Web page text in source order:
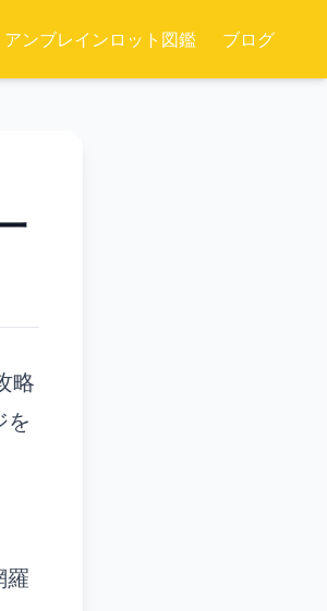
アンブレインロット図鑑 ブログ
略
を
羅